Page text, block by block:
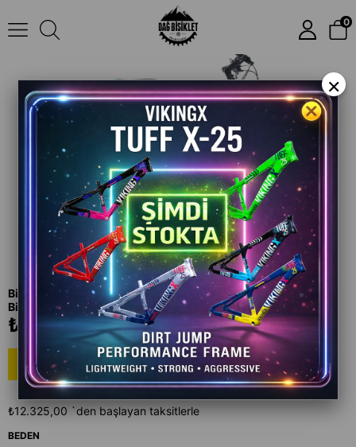
0
Bianchi Newtourer 28 Jant 21 Vites Hidrolik Disk Fren Şehir
Bisikleti
₺24.650,00
NAKİT'E İNDİRİM23.417 TL
₺12.325,00 `den başlayan taksitlerle
BEDEN
×